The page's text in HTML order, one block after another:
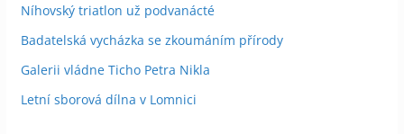
Níhovský triatlon už podvanácté
Badatelská vycházka se zkoumáním přírody
Galerii vládne Ticho Petra Nikla
Letní sborová dílna v Lomnici